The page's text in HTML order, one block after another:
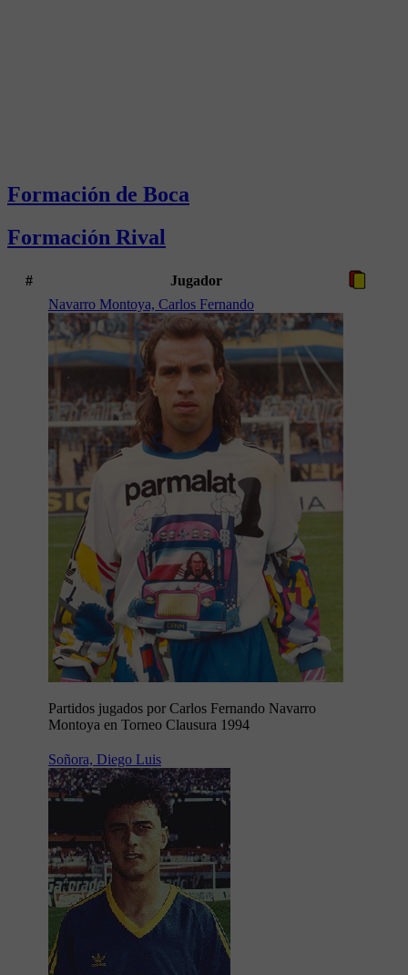
Formación de Boca
Formación Rival
#
Jugador
Navarro Montoya, Carlos Fernando
Partidos jugados por Carlos Fernando Navarro
Montoya en Torneo Clausura 1994
Soñora, Diego Luis